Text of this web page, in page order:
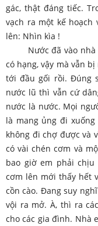
gác, thật đáng tiếc.
vạch ra một kế
lên: Nhìn kìa !
Nước đã vào nhà
có hạng, vậy mà vẫn
tới đầu gối rồi. Đúng
nước lũ thì vẫn cứ
nước là nước. Mọi
là mang ủng đi
không đi chợ được và
có vài chén cơm và
bao giờ em phải chịu
cơm lên mới thấy hết
cồn cào. Đang suy
vội ra mở. À, thì ra
cho các gia đình. Nhà